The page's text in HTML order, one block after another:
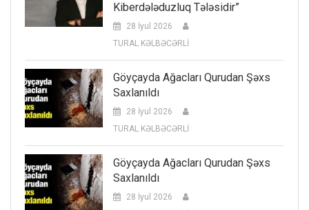
Kiberdələduzluq Tələsidir”
28 İyul 2026
TURAL KƏLBƏCƏRLİ
Göyçayda Ağacları Qurudan Şəxs
Saxlanıldı
28 İyul 2026
TURAL KƏLBƏCƏRLİ
Göyçayda Ağacları Qurudan Şəxs
Saxlanıldı
28 İyul 2026